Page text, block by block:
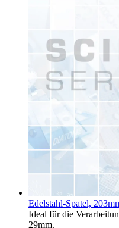
Edelstahl-Spatel,
Ideal für die
29mm.